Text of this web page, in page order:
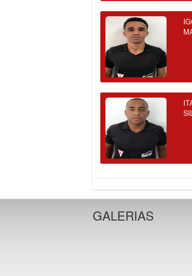
GALERIAS